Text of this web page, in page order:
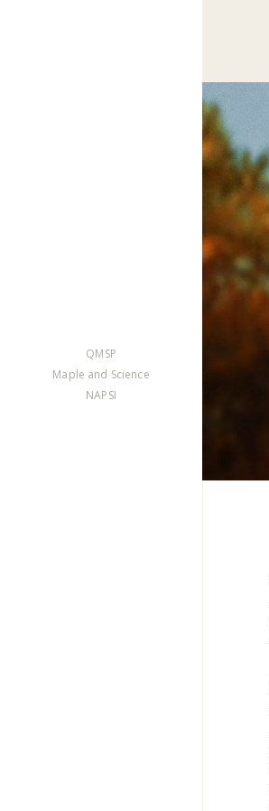
QMSP
Maple and Science
NAPSI